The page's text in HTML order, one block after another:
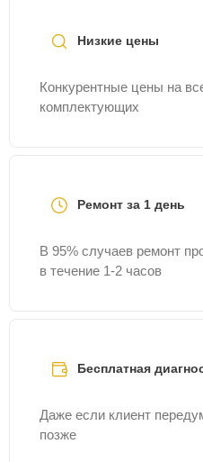
Низкие цены
Конкурентные цены на
комплектующих
Ремонт за 1 день
В 95% случаев ремонт
в течение 1-2 часов
Бесплатная
Даже если клиент
позже